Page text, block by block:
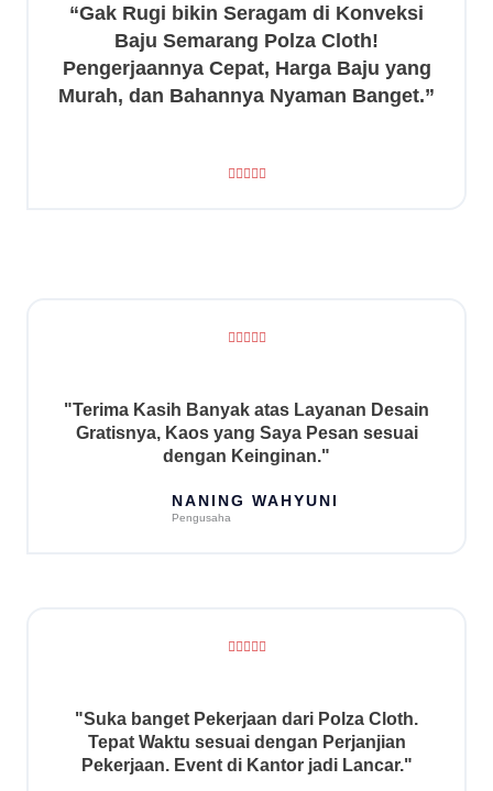
“Gak Rugi bikin Seragam di Konveksi
Baju Semarang Polza Cloth!
Pengerjaannya Cepat, Harga Baju yang
Murah, dan Bahannya Nyaman Banget.”
R
u
f
5
R
e
d
5
u
"Terima Kasih Banyak atas Layanan Desain
Gratisnya, Kaos yang Saya Pesan sesuai
dengan Keinginan."
NANING WAHYUNI
Pengusaha
R
e
d
5
"Suka banget Pekerjaan dari Polza Cloth.
Tepat Waktu sesuai dengan Perjanjian
Pekerjaan. Event di Kantor jadi Lancar."